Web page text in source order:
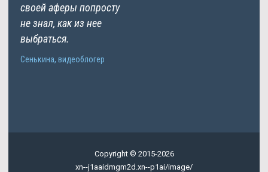
своей аферы попросту
не знал, как из нее
выбраться.
Сенькина, видеоблогер
Copyright © 2015-2026
xn--j1aaidmgm2d.xn--p1ai/image/